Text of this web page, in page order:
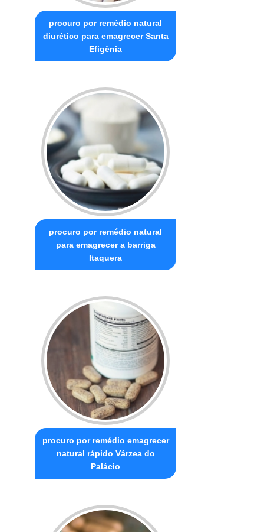
procuro por remédio natural
diurético para emagrecer Santa
Efigênia
procuro por remédio natural
para emagrecer a barriga
Itaquera
procuro por remédio emagrecer
natural rápido Várzea do
Palácio